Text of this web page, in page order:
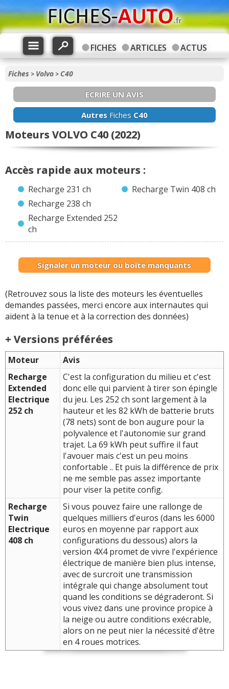
FICHES ARTICLES ACTUS
Fiches > Volvo > C40
ECRIRE UN AVIS
Autres Fiches C40
Moteurs VOLVO C40 (2022)
Accès rapide aux moteurs :
Recharge 231 ch
Recharge 238 ch
Recharge Extended 252
ch
Recharge Twin 408 ch
Signaler un moteur ou boîte manquants
(Retrouvez sous la liste des moteurs les éventuelles
demandes passées, merci encore aux internautes qui
aident à la tenue et à la correction des données)
+ Versions préférées
Moteur
Avis
Recharge
Extended
Electrique
252 ch
C'est la configuration du milieu et c'est
donc elle qui parvient à tirer son épingle
du jeu. Les 252 ch sont largement à la
hauteur et les 82 kWh de batterie bruts
(78 nets) sont de bon augure pour la
polyvalence et l'autonomie sur grand
trajet. La 69 kWh peut suffire il faut
l'avouer mais c'est un peu moins
confortable .. Et puis la différence de prix
ne me semble pas assez importante
pour viser la petite config.
Recharge
Twin
Electrique
408 ch
Si vous pouvez faire une rallonge de
quelques milliers d'euros (dans les 6000
euros en moyenne par rapport aux
configurations du dessous) alors la
version 4X4 promet de vivre l'expérience
électrique de manière bien plus intense,
avec de surcroit une transmission
intégrale qui change absolument tout
quand les conditions se dégraderont. Si
vous vivez dans une province propice à
la neige ou autre conditions exécrable,
alors on ne peut nier la nécessité d'être
en 4 roues motrices.